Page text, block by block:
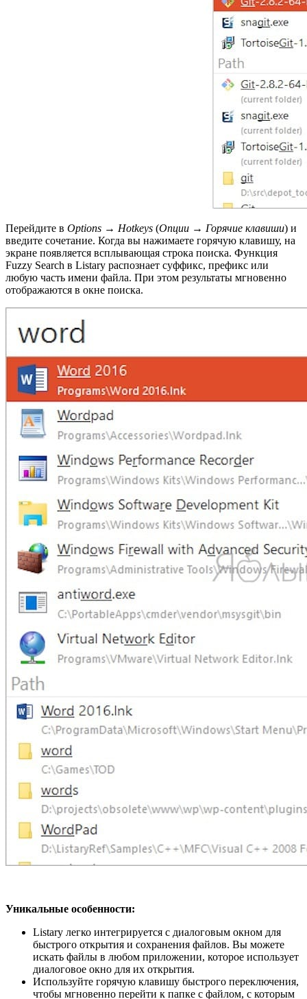
Перейдите в Options → Hotkeys (Опции → Горячие клавиши) и
введите сочетание. Когда вы нажимаете горячую клавишу, на
экране появляется всплывающая строка поиска. Функция
Fuzzy Search в Listary распознает суффикс, префикс или
любую часть имени файла. При этом результаты мгновенно
отображаются в окне поиска.
Уникальные особенности:
Listary легко интегрируется с диалоговым окном для
быстрого открытия и сохранения файлов. Вы можете
искать файлы в любом приложении, которое использует
диалоговое окно для их открытия.
Используйте горячую клавишу быстрого переключения,
чтобы мгновенно перейти к папке с файлом, с которым